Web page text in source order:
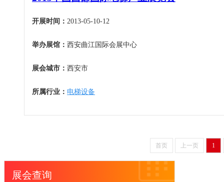
开展时间： 2013-05-10-12
举办展馆： 西安曲江国际会展中心
展会城市： 西安市
所属行业： 电梯设备
首页 上一页 1
展会查询